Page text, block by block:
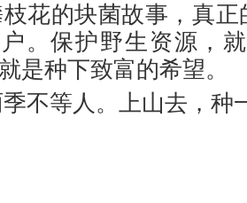
枝花的块菌故事，真
。保护野生资源，
是种下致富的希望。
不等人。上山去，种